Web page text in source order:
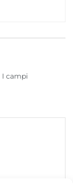
I campi